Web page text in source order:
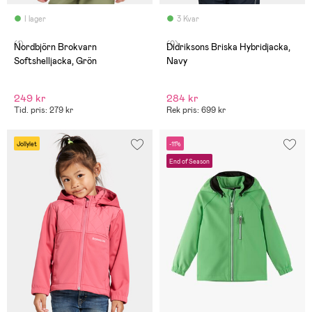
I lager
(1)
Nordbjörn Brokvarn
Softshelljacka, Grön
249 kr
Tid. pris: 279 kr
3 Kvar
(0)
Didriksons Briska Hybridjacka,
Navy
284 kr
Rek pris: 699 kr
Jollylet -11%
End of Season